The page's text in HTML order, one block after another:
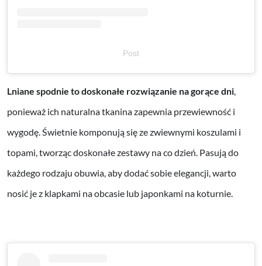
Post
Lniane spodnie to doskonałe rozwiązanie na gorące dni,
ponieważ ich naturalna tkanina zapewnia przewiewność i
wygodę. Świetnie komponują się ze zwiewnymi koszulami i
topami, tworząc doskonałe zestawy na co dzień. Pasują do
każdego rodzaju obuwia, aby dodać sobie elegancji, warto
nosić je z klapkami na obcasie lub japonkami na koturnie.